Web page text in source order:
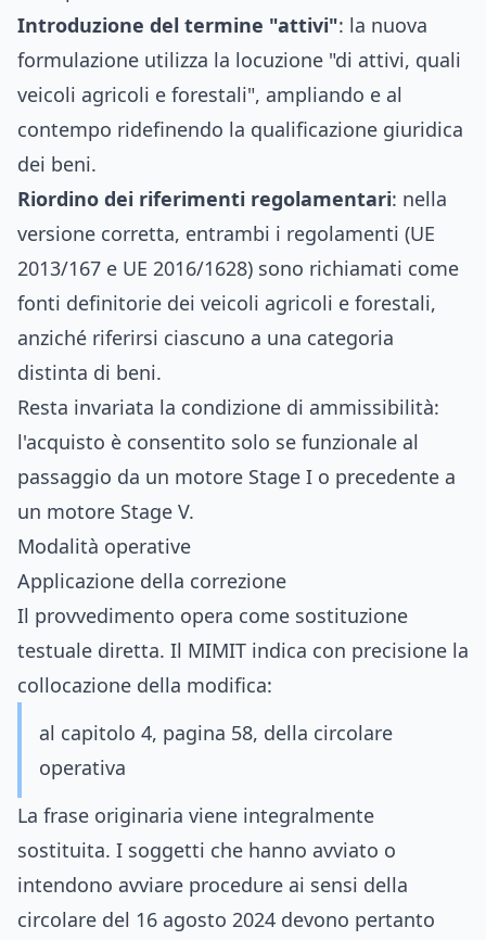
Introduzione del termine "attivi": la nuova
formulazione utilizza la locuzione "di attivi, quali
veicoli agricoli e forestali", ampliando e al
contempo ridefinendo la qualificazione giuridica
dei beni.
Riordino dei riferimenti regolamentari: nella
versione corretta, entrambi i regolamenti (UE
2013/167 e UE 2016/1628) sono richiamati come
fonti definitorie dei veicoli agricoli e forestali,
anziché riferirsi ciascuno a una categoria
distinta di beni.
Resta invariata la condizione di ammissibilità:
l'acquisto è consentito solo se funzionale al
passaggio da un motore Stage I o precedente a
un motore Stage V.
Modalità operative
Applicazione della correzione
Il provvedimento opera come sostituzione
testuale diretta. Il MIMIT indica con precisione la
collocazione della modifica:
al capitolo 4, pagina 58, della circolare
operativa
La frase originaria viene integralmente
sostituita. I soggetti che hanno avviato o
intendono avviare procedure ai sensi della
circolare del 16 agosto 2024 devono pertanto